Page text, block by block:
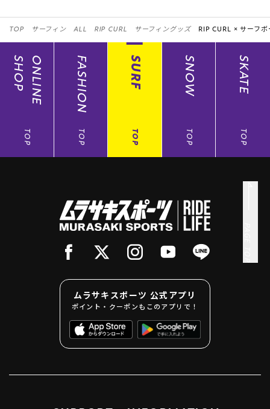
TOP サーフィン ALL RIP CURL サーフィングッズ RIP CURL × サーフボ
ONLINE
SHOP
TOP
FASHION
TOP
SURF
TOP
SNOW
TOP
SKATE
TOP
ムラサキスポーツ 公式アプリ
ポイント・クーポンもこのアプリで！